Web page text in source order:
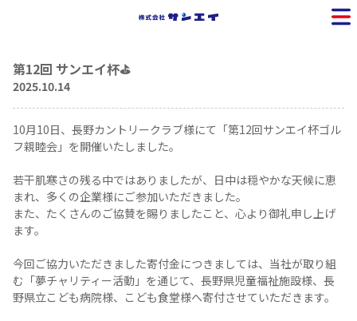
第12回 サンエイ杯⛳
2025.10.14
10月10日、長野カントリークラブ様にて「第12回サンエイ杯ゴル
フ親睦会」を開催いたしました。
若干肌寒さの残る中ではありましたが、日中は穏やかな天候に恵
まれ、多くの企業様にご参加いただきました。
また、たくさんのご協賛を賜りましたこと、心より御礼申し上げ
ます。
今回ご協力いただきました寄付金につきましては、当社が取り組
む「夢チャリティー活動」を通じて、長野県児童福祉施設様、長
野県立こども病院様、こども食堂様へ寄付させていただきます。